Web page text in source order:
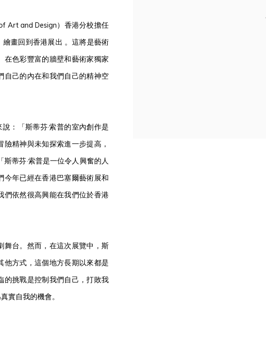
Art and Design）香港分校擔任
畫回到香港展出 。這將是藝術
在色彩豐富的牆壁和藝術家獨家
自己的內在和我們自己的精神空
：「斯蒂芬·索普的室內創作是
精神與未知探索進一步提高，
蒂芬·索普是一位令人興奮的人
今年已經在香港巴塞爾藝術展和
們依然很高興能在我們位於香港
舞台。然而，在這次展覽中，斯
方式，這個地方長期以來都是
的挑戰是控制我們自己，打敗我
實自我的機會。